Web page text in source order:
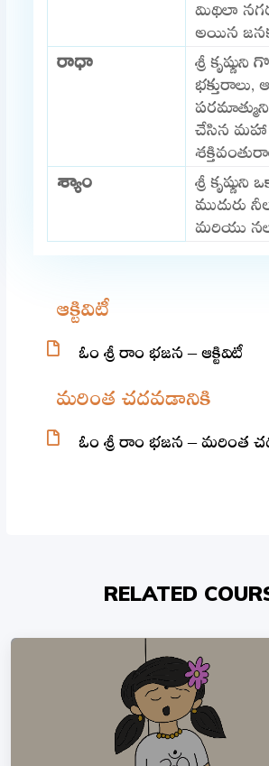
అయిన
రాధా శ్రీ కృష్ణుని
భక్తురాలు,
చేసిన మహా
శ్యాం శ్రీ
ముదురు
మరియు
ఆక్టివిటీ
ఓం శ్రీ రాం భజన – ఆక్టివిటీ
మరింత చదవడానికి
ఓం శ్రీ రాం భజన – మరింత
RELATED